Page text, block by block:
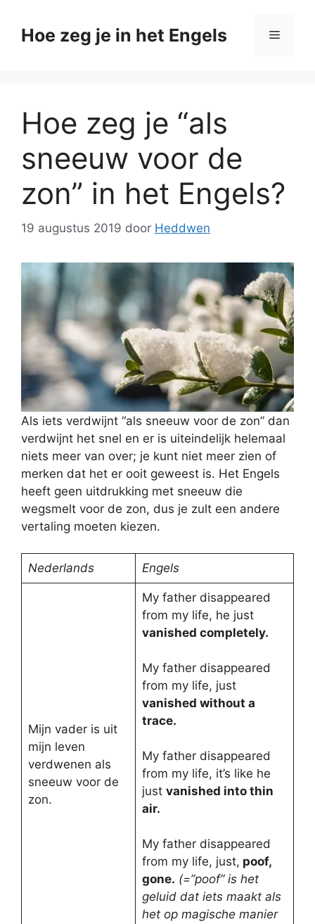
naarHoe zeg je in het Engels Menu
Hoe zeg je “als
sneeuw voor de
zon” in het Engels?
19 augustus 2019 door Heddwen
Als iets verdwijnt “als sneeuw voor de zon” dan
verdwijnt het snel en er is uiteindelijk helemaal
niets meer van over; je kunt niet meer zien of
merken dat het er ooit geweest is. Het Engels
heeft geen uitdrukking met sneeuw die
wegsmelt voor de zon, dus je zult een andere
vertaling moeten kiezen.
Nederlands Engels
Mijn vader is uit
mijn leven
verdwenen als
sneeuw voor de
zon.
My father disappeared
from my life, he just
vanished completely.
My father disappeared
from my life, just
vanished without a
trace.
My father disappeared
from my life, it’s like he
just vanished into thin
air.
My father disappeared
from my life, just, poof,
gone. (=”poof” is het
geluid dat iets maakt als
het op magische manier